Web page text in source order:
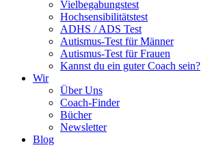
Vielbegabungstest
Hochsensibilitätstest
ADHS / ADS Test
Autismus-Test für Männer
Autismus-Test für Frauen
Kannst du ein guter Coach sein?
Wir
Über Uns
Coach-Finder
Bücher
Newsletter
Blog